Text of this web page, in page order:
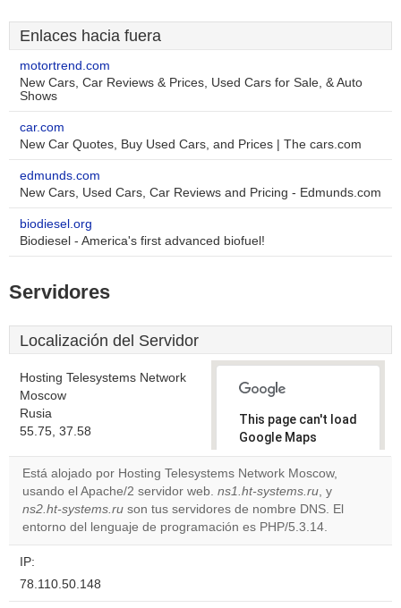
Enlaces hacia fuera
motortrend.com
New Cars, Car Reviews & Prices, Used Cars for Sale, & Auto
Shows
car.com
New Car Quotes, Buy Used Cars, and Prices | The cars.com
edmunds.com
New Cars, Used Cars, Car Reviews and Pricing - Edmunds.com
biodiesel.org
Biodiesel - America's first advanced biofuel!
Servidores
Localización del Servidor
Hosting Telesystems Network
Moscow
Rusia
55.75, 37.58
This page can't load
Google Maps
correctly.
Do you
own this
website?
OK
Está alojado por Hosting Telesystems Network Moscow,
usando el Apache/2 servidor web. ns1.ht-systems.ru, y
ns2.ht-systems.ru son tus servidores de nombre DNS. El
entorno del lenguaje de programación es PHP/5.3.14.
IP:
78.110.50.148